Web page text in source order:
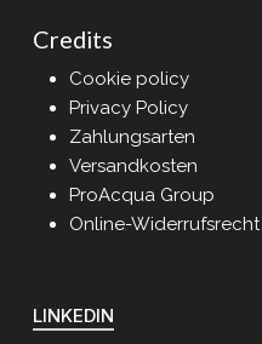
Credits
Cookie policy
Privacy Policy
Zahlungsarten
Versandkosten
ProAcqua Group
Online-Widerrufsrecht
LINKEDIN